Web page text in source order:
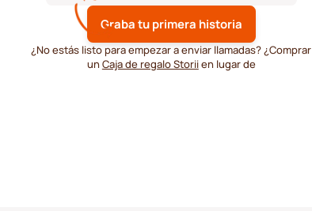
Graba tu primera historia
¿No estás listo para empezar a enviar llamadas? ¿Comprar
unCaja de regalo Storiien lugar de